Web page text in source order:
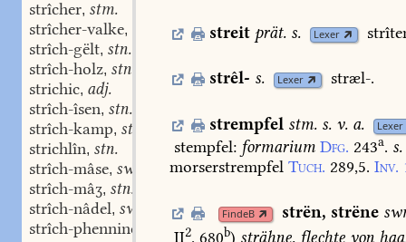
strîcher, stm.
strîcher-valke,
strîch-gëlt, stn.
strîch-holz, stn.
strichic, adj.
strîch-îsen, stn.
strîch-kamp, stm.
strichlîn, stn.
strîch-mâse, swf.
strîch-mâʒ, stn.
strîch-nâdel, swf.
strîch-phenninc
streit prät. s. Lexer
strêl- s. Lexer stræl-.
strempfel stm. s.v.a. Lexer
stempfel: formarium Dfg. 243a. s.
morserstrempfel Tuch. 289,5. Inv.
FindeB strën, strëne
II2. 680b) strähne, flechte von